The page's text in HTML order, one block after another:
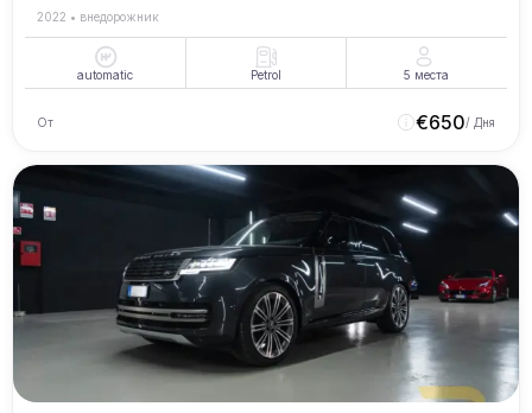
2022 • внедорожник
automatic Petrol 5 места
От €650/ Дня